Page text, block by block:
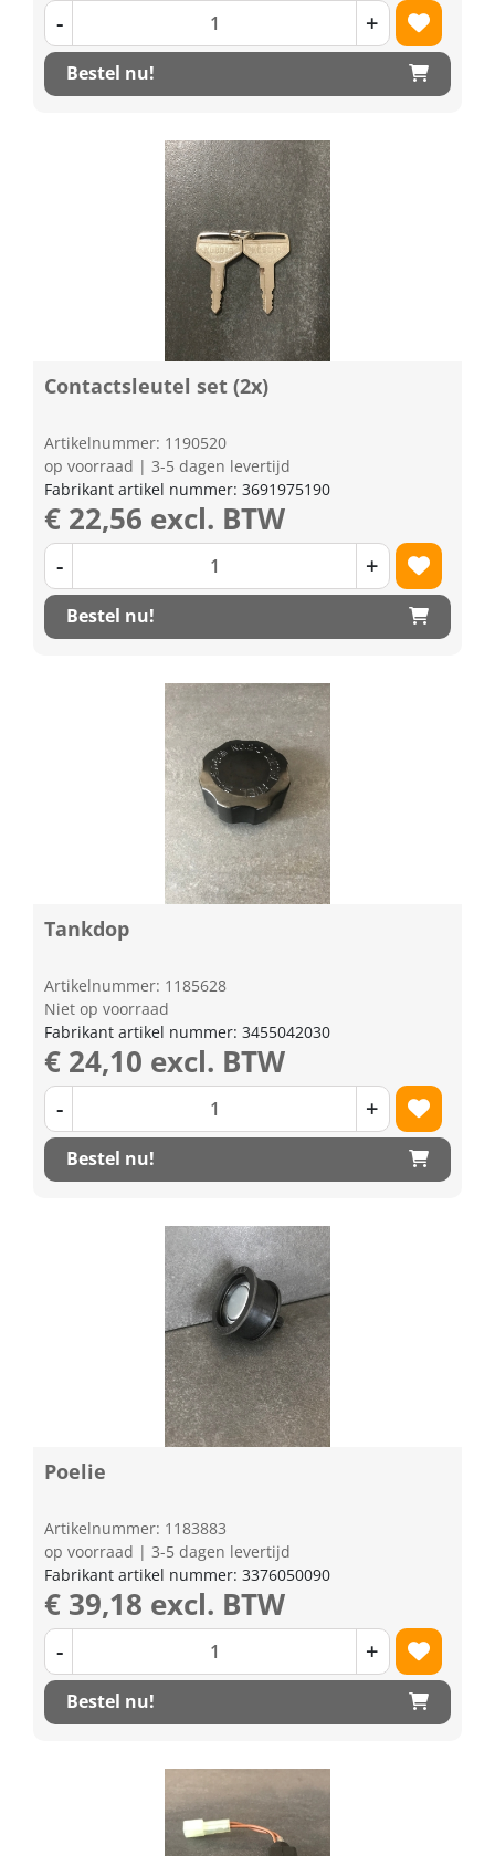
- +
Bestel nu!
Contactsleutel set (2x)
Artikelnummer: 1190520
op voorraad | 3-5 dagen levertijd
Fabrikant artikel nummer: 3691975190
€ 22,56 excl. BTW
- +
Bestel nu!
Tankdop
Artikelnummer: 1185628
Niet op voorraad
Fabrikant artikel nummer: 3455042030
€ 24,10 excl. BTW
- +
Bestel nu!
Poelie
Artikelnummer: 1183883
op voorraad | 3-5 dagen levertijd
Fabrikant artikel nummer: 3376050090
€ 39,18 excl. BTW
- +
Bestel nu!